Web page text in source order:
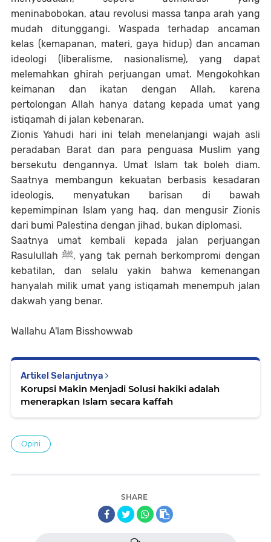
meninabobokan, atau revolusi massa tanpa arah yang
mudah ditunggangi. Waspada terhadap ancaman
kelas (kemapanan, materi, gaya hidup) dan ancaman
ideologi (liberalisme, nasionalisme), yang dapat
melemahkan ghirah perjuangan umat. Mengokohkan
keimanan dan ikatan dengan Allah, karena
pertolongan Allah hanya datang kepada umat yang
istiqamah di jalan kebenaran.
Zionis Yahudi hari ini telah menelanjangi wajah asli
peradaban Barat dan para penguasa Muslim yang
bersekutu dengannya. Umat Islam tak boleh diam.
Saatnya membangun kekuatan berbasis kesadaran
ideologis, menyatukan barisan di bawah
kepemimpinan Islam yang haq, dan mengusir Zionis
dari bumi Palestina dengan jihad, bukan diplomasi.
Saatnya umat kembali kepada jalan perjuangan
Rasulullah ﷺ, yang tak pernah berkompromi dengan
kebatilan, dan selalu yakin bahwa kemenangan
hanyalah milik umat yang istiqamah menempuh jalan
dakwah yang benar.
Wallahu A'lam Bisshowwab
Artikel Selanjutnya
Korupsi Makin Menjadi Solusi hakiki adalah
menerapkan Islam secara kaffah
Opini
SHARE